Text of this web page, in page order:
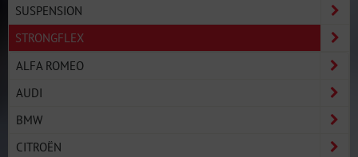
SUSPENSION
STRONGFLEX
ALFA ROMEO
AUDI
BMW
CITROËN